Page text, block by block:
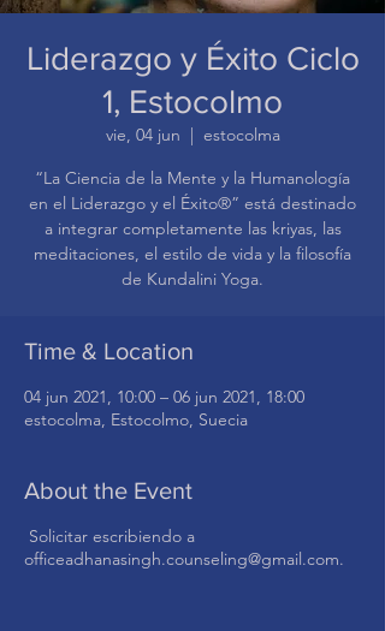
Liderazgo y Éxito Ciclo
1, Estocolmo
vie, 04 jun
  |
estocolma
“La Ciencia de la Mente y la Humanología
en el Liderazgo y el Éxito®” está destinado
a integrar completamente las kriyas, las
meditaciones, el estilo de vida y la filosofía
de Kundalini Yoga.
Time & Location
04 jun 2021, 10:00 – 06 jun 2021, 18:00
estocolma, Estocolmo, Suecia
About the Event
Solicitar escribiendo a
officeadhanasingh.counseling@gmail.com.